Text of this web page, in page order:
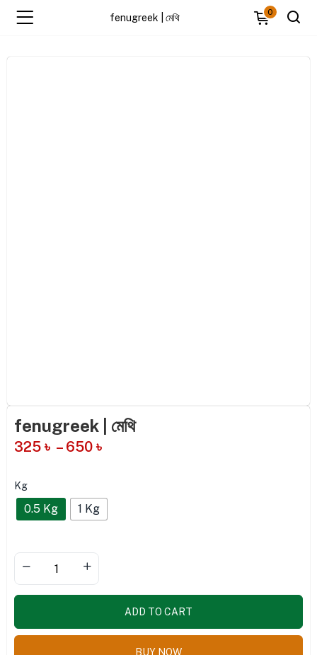
fenugreek | মেথি
0
fenugreek | মেথি
325 ৳ – 650 ৳
Kg
0.5 Kg 1 Kg
ADD TO CART
BUY NOW